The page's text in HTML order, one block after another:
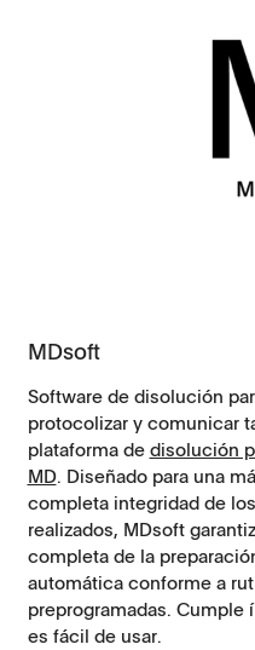
MDsoft
Software de disolución
protocolizar y comunicar
plataforma de disolución
MD. Diseñado para una
completa integridad de
realizados, MDsoft
completa de la
automática conforme a
preprogramadas. Cumple
es fácil de usar.